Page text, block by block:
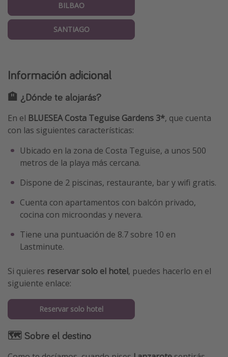
BILBAO
SANTIAGO
Información adicional
🏨 ¿Dónde te alojarás?
En el BLUESEA Costa Teguise Gardens 3*, que cuenta
con las siguientes características:
Ubicado en la zona de Costa Teguise, a unos 500
metros de la playa más cercana.
Dispone de 2 piscinas, restaurante, bar y wifi gratis.
Cuenta con apartamentos con balcón privado,
cocina con microondas y nevera.
Tiene una puntuación de 8.7 sobre 10 en
Lastminute.
Si quieres reservar solo el hotel, puedes hacerlo en el
siguiente enlace:
Reservar solo hotel
🗺 Sobre el destino